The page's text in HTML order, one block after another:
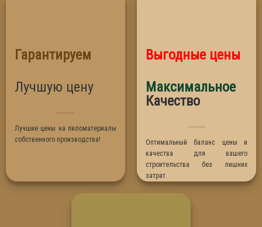
Термо Абаш
Термо Липа
Гарантируем
Лучшую цену
Лучшие цены на пиломатериалы
собственного производства!
Выгодные цены
Максимальное
Качество
Оптимальный баланс цены и
качества для вашего
строительства без лишних
затрат.